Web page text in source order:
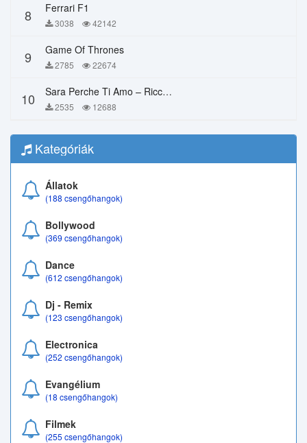
8 Ferrari F1
3038 42142
9 Game Of Thrones
2785 22674
10 Sara Perche Ti Amo – Ricchi E Poveri
2535 12688
Kategóriák
Állatok
(188 csengőhangok)
Bollywood
(369 csengőhangok)
Dance
(612 csengőhangok)
Dj - Remix
(123 csengőhangok)
Electronica
(252 csengőhangok)
Evangélium
(18 csengőhangok)
Filmek
(255 csengőhangok)